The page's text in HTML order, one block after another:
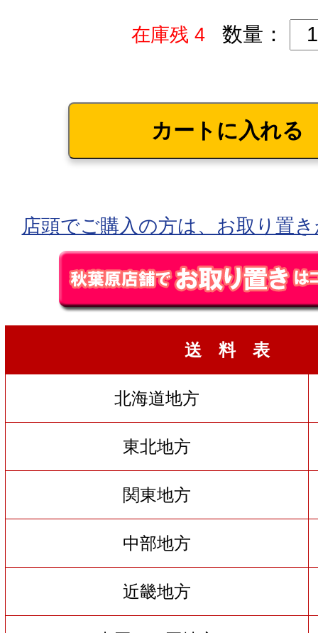
在庫残 4 数量：
店頭でご購入の方は、お取り置
送 料 表
北海道地方
東北地方
関東地方
中部地方
近畿地方